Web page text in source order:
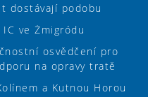
dostávají podobu
IC ve Żmigródu
osvědčení pro
na opravy tratě
a Kutnou Horou